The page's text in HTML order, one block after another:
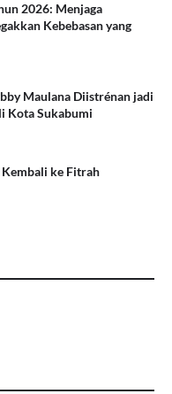
2026: Menjaga
Kebebasan yang
Maulana Diistrénan jadi
Kota Sukabumi
ke Fitrah